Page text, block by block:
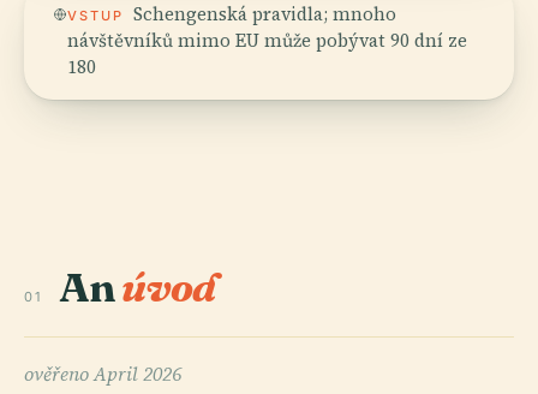
VSTUP
Schengenská pravidla; mnoho
návštěvníků mimo EU může pobývat 90 dní ze
180
01 Anúvod
ověřenoApril 2026